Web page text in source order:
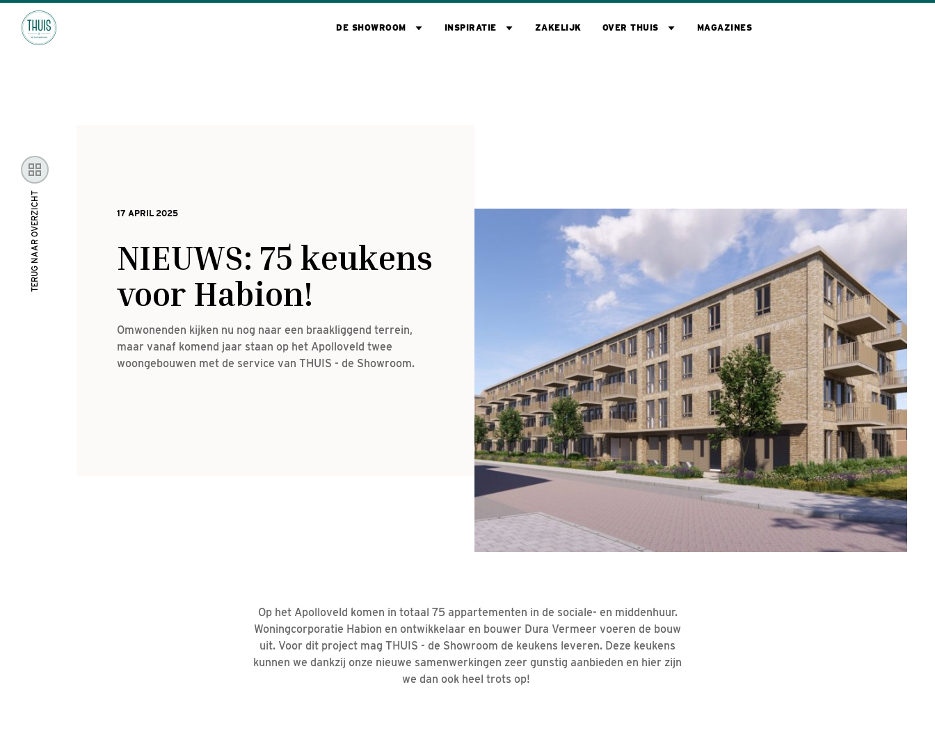
DE SHOWROOM INSPIRATIE ZAKELIJK OVER THUIS MAGAZINES
TERUG NAAR OVERZICHT 17 APRIL 2025
NIEUWS: 75 keukens
voor Habion!
Omwonenden kijken nu nog naar een braakliggend terrein,
maar vanaf komend jaar staan op het Apolloveld twee
woongebouwen met de service van THUIS - de Showroom.
Op het Apolloveld komen in totaal 75 appartementen in de sociale- en middenhuur.
Woningcorporatie Habion en ontwikkelaar en bouwer Dura Vermeer voeren de bouw
uit. Voor dit project mag THUIS - de Showroom de keukens leveren. Deze keukens
kunnen we dankzij onze nieuwe samenwerkingen zeer gunstig aanbieden en hier zijn
we dan ook heel trots op!